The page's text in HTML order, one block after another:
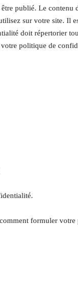
publié. Le contenu
sur votre site. Il
doit répertorier
politique de
formuler votre